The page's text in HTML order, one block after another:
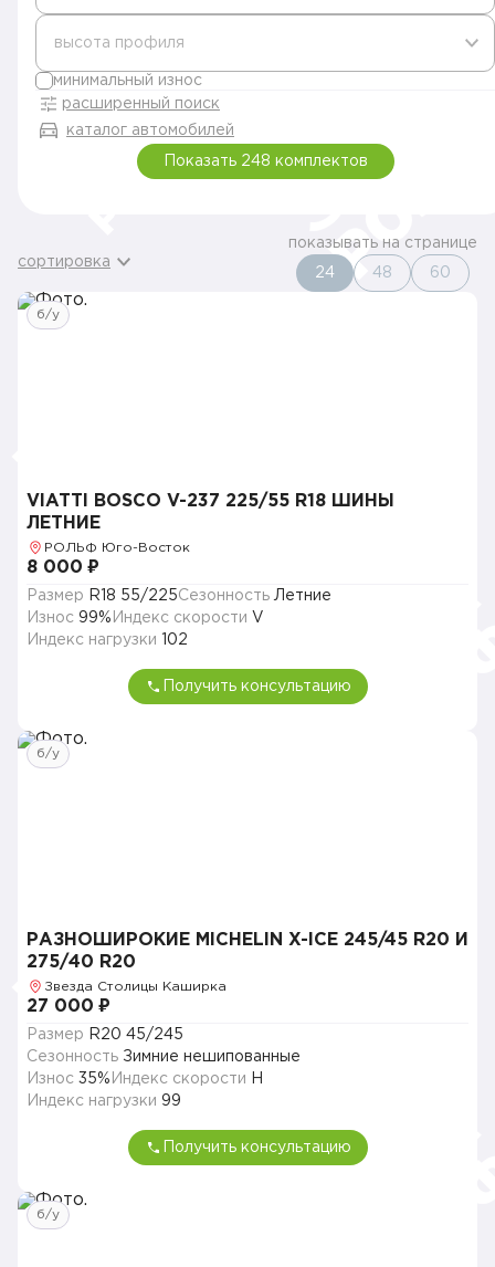
высота профиля
минимальный износ
расширенный поиск
каталог автомобилей
Показать 248 комплектов
сортировка
показывать на странице
24 48 60
б/у
VIATTI BOSCO V-237 225/55 R18 ШИНЫ
ЛЕТНИЕ
РОЛЬФ Юго-Восток
8 000 ₽
Размер R18 55/225Сезонность Летние
Износ 99% Индекс скорости V
Индекс нагрузки
102
Получить консультацию
б/у
РАЗНОШИРОКИЕ MICHELIN X-ICE 245/45 R20 И
275/40 R20
Звезда Столицы Каширка
27 000 ₽
Размер
R20 45/245
Сезонность Зимние нешипованные
Износ 35% Индекс скорости
H
Индекс нагрузки 99
Получить консультацию
б/у